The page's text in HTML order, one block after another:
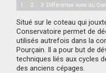
1. 2. 3. Différentes vues du
Situé sur le coteau qui
Conservatoire permet de
utilisés autrefois dans la
Pourçain. Il a pour but de
techniques liés aux cycles
des anciens cépages.